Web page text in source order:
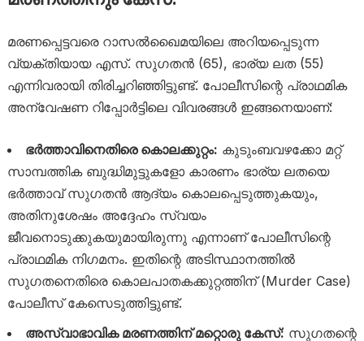
മരണപ്പെട്ടവരെ റാസൽഖൈമയിലെ അറിയപ്പെടുന്ന
വ്യക്തിയായ എസ്. സുഗതൻ (65), ഭാര്യ ലത (55)
എന്നിവരായി തിരിച്ചറിഞ്ഞിട്ടുണ്ട്. പോലീസിന്റെ പ്രാഥമിക
അന്വേഷണ റിപ്പോർട്ടിലെ വിവരങ്ങൾ ഇങ്ങനെയാണ്:
ഭർത്താവിനെതിരെ കൊലക്കുറ്റം: കുടുംബവഴക്കോ മറ്റ്
സാമ്പത്തിക ബുദ്ധിമുട്ടുകളോ കാരണം ഭാര്യ ലതയെ
ഭർത്താവ് സുഗതൻ ആദ്യം കൊലപ്പെടുത്തുകയും,
അതിനുശേഷം അദ്ദേഹം സ്വയം
ജീവനൊടുക്കുകയുമായിരുന്നു എന്നാണ് പോലീസിന്റെ
പ്രാഥമിക നിഗമനം. ഇതിന്റെ അടിസ്ഥാനത്തിൽ
സുഗതനെതിരെ കൊലപാതകക്കുറ്റത്തിന് (Murder Case)
പോലീസ് കേസെടുത്തിട്ടുണ്ട്.
അസ്വാഭാവിക മരണത്തിന് മറ്റൊരു കേസ്: സുഗതന്റെ